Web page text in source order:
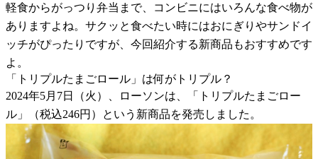
軽食からがっつり弁当まで、コンビニにはいろんな食べ物が
ありますよね。サクッと食べたい時にはおにぎりやサンドイ
ッチがぴったりですが、今回紹介する新商品もおすすめです
よ。
「トリプルたまごロール」は何がトリプル？
2024年5月7日（火）、ローソンは、「トリプルたまごロー
ル」（税込246円）という新商品を発売しました。